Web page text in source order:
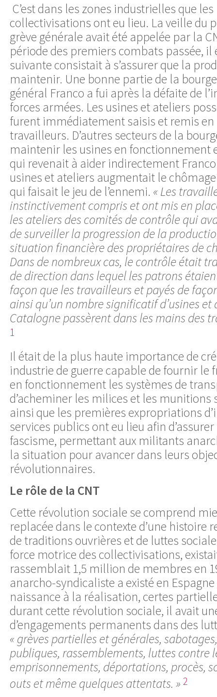
C’est dans les zones industrielles que
collectivisations ont eu lieu. La veille du
grève générale avait été appelée par la
période des premiers combats passée, il
suivante consistait à s’assurer que la
maintenir. Une bonne partie de la
général Franco a fui après la défaite de
forces armées. Les usines et ateliers
furent immédiatement saisis et remis
travailleurs. D’autres secteurs de la
maintenir les usines en fonctionnement
qui revenait à aider indirectement
usines et ateliers augmentait le
qui faisait le jeu de l’ennemi. « Les
instinctivement compris et ont mis en
les ateliers des comités de contrôle qui
de surveiller la progression de la
situation financière des propriétaires de
Dans de nombreux cas, le contrôle était
de direction dans lequel les patrons
façon que les travailleurs et payés de
ainsi qu’un nombre significatif d’usines et
Catalogne passèrent dans les mains des
1
Il était de la plus haute importance de
industrie de guerre capable de fournir le
en fonctionnement les systèmes de
d’acheminer les milices et les munitions
ainsi que les premières expropriations
services publics ont eu lieu afin
fascisme, permettant aux militants
la situation pour avancer dans leurs
révolutionnaires.
Le rôle de la CNT
Cette révolution sociale se comprend
replacée dans le contexte d’une histoire
de traditions ouvrières et de luttes
force motrice des collectivisations,
rassemblait 1,5 million de membres en
anarcho-syndicaliste a existé en Espagne
naissance à la réalisation, certes
durant cette révolution sociale, il avait
d’engagements permanents dans des
« grèves partielles et générales,
publiques, rassemblements, luttes contre
emprisonnements, déportations, procès,
outs et même quelques attentats. » 2